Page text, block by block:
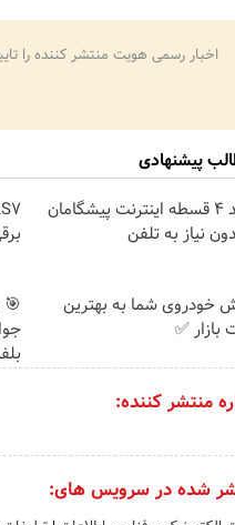
اخبار رسمی هویت منتشر کننده را
پیشنهادی
خرید 4 قسطه اینترنت پیشگامان
نیاز به تلفن
خودروی شما به بهترین
بازار ✅
🎯
منتشر کننده:
شده در سرویس های: